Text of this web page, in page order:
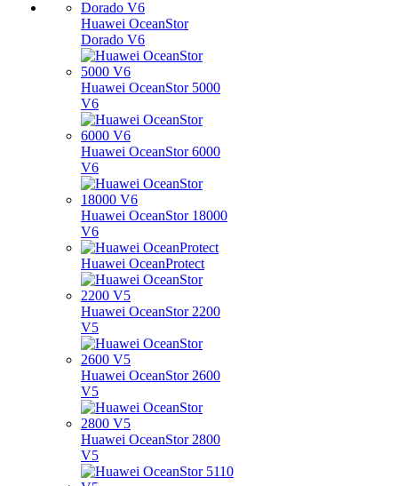
Huawei OceanStor
Dorado V6
Huawei OceanStor 5000
V6
Huawei OceanStor 6000
V6
Huawei OceanStor 18000
V6
Huawei OceanProtect
Huawei OceanStor 2200
V5
Huawei OceanStor 2600
V5
Huawei OceanStor 2800
V5